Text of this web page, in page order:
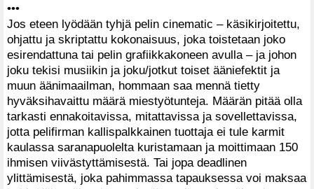
•••
Jos eteen lyödään tyhjä pelin cinematic – käsikirjoitettu,
ohjattu ja skriptattu kokonaisuus, joka toistetaan joko
esirendattuna tai pelin grafiikkakoneen avulla – ja johon
joku tekisi musiikin ja joku/jotkut toiset ääniefektit ja
muun äänimaailman, hommaan saa mennä tietty
hyväksihavaittu määrä miestyötunteja. Määrän pitää olla
tarkasti ennakoitavissa, mitattavissa ja sovellettavissa,
jotta pelifirman kallispalkkainen tuottaja ei tule karmit
kaulassa saranapuolelta kuristamaan ja moittimaan 150
ihmisen viivästyttämisestä. Tai jopa deadlinen
ylittämisestä, joka pahimmassa tapauksessa voi maksaa